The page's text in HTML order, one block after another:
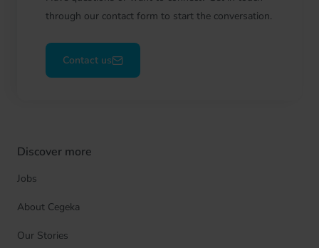
Discover more
Jobs
About Cegeka
Our Stories
through our contact form to start the conversation.
Contact us